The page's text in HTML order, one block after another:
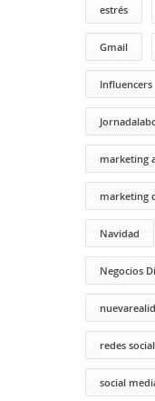
estrés
Gmail
Influencers
marketing
marketing
Navidad
Negocios
redes
social